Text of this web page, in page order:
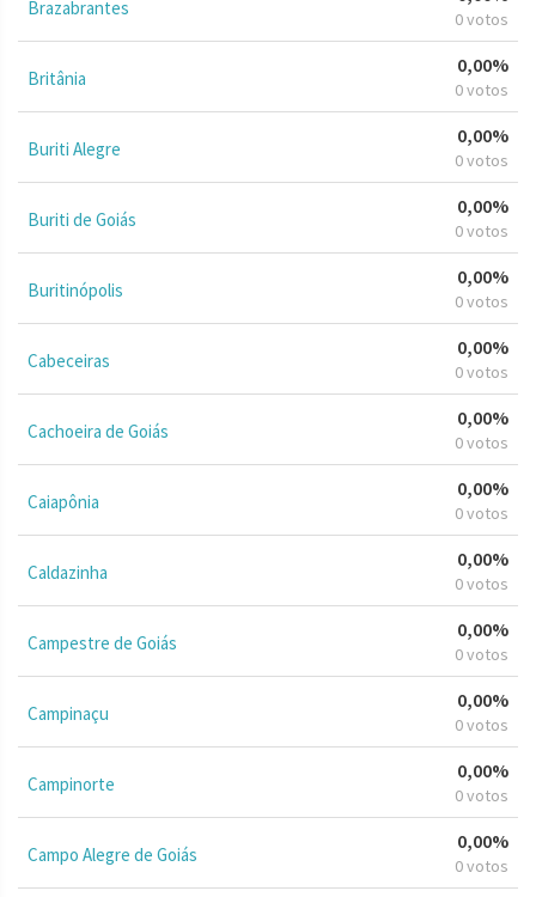
Brazabrantes 0 votos
Britânia
0,00%
0 votos
Buriti Alegre
0,00%
0 votos
Buriti de Goiás
0,00%
0 votos
Buritinópolis
0,00%
0 votos
Cabeceiras
0,00%
0 votos
Cachoeira de Goiás
0,00%
0 votos
Caiapônia
0,00%
0 votos
Caldazinha
0,00%
0 votos
Campestre de Goiás
0,00%
0 votos
Campinaçu
0,00%
0 votos
Campinorte
0,00%
0 votos
Campo Alegre de Goiás
0,00%
0 votos